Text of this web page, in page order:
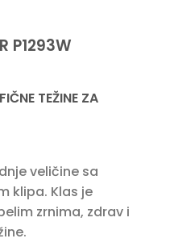
P1293W
TEŽINE ZA
veličine sa
klipa. Klas je
zrnima, zdrav i